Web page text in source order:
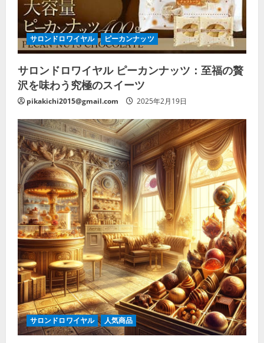
サロンドロワイヤル ピーカンナッツ
サロンドロワイヤル ピーカンナッツ：至福の贅
沢を味わう究極のスイーツ
pikakichi2015@gmail.com 2025年2月19日
サロンドロワイヤル 人気商品